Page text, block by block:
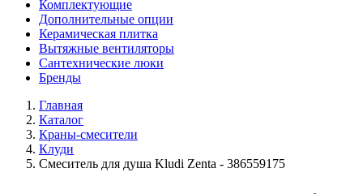
Комплектующие
Дополнительные опции
Керамическая плитка
Вытяжные вентиляторы
Сантехнические люки
Бренды
Главная
Каталог
Краны-смесители
Клуди
Смеситель для душа Kludi Zenta - 386559175